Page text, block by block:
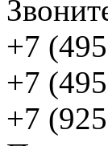
+7
+7
+7